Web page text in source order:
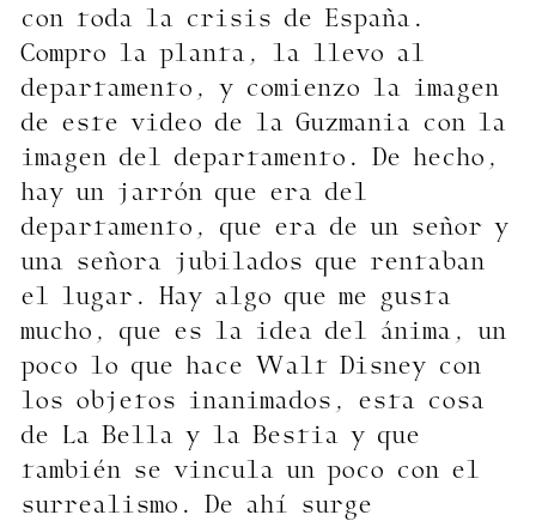
con toda la crisis de España.
Compro la planta, la llevo al
departamento, y comienzo la imagen
de este video de la Guzmania con la
imagen del departamento. De hecho,
hay un jarrón que era del
departamento, que era de un señor y
una señora jubilados que rentaban
el lugar. Hay algo que me gusta
mucho, que es la idea del ánima, un
poco lo que hace Walt Disney con
los objetos inanimados, esta cosa
de La Bella y la Bestia y que
también se vincula un poco con el
surrealismo. De ahí surge